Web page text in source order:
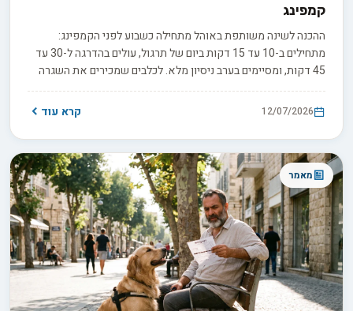
קמפינג
ההכנה לשינה משותפת באוהל מתחילה כשבוע לפני הקמפינג:
מתחילים ב-10 עד 15 דקות ביום של תרגול, עולים בהדרגה ל-30 עד
45 דקות, ומסיימים בערב ניסיון מלא. לכלבים שמכירים את השגרה
מספיק כשבוע, וכלבים רגישים או חסרי ניסיון זקוקים לשבועיים
שלושה. הכנה כזו מונעת את התסריט המוכר של לילה לבן באוהל,
ובונה את שגרת הלילה שממנה תלויה כל חופשת הקמפינג.
12/07/2026 קרא עוד
מאמר